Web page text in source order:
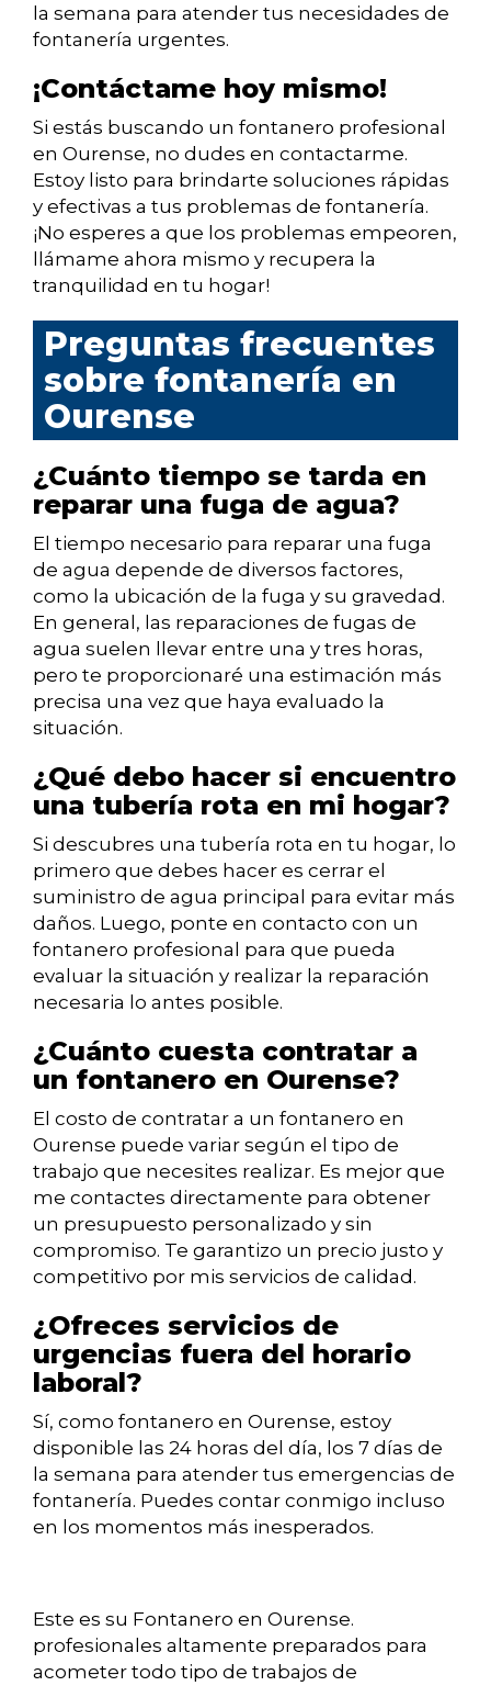
la semana para atender tus necesidades de
fontanería urgentes.
¡Contáctame hoy mismo!
Si estás buscando un fontanero profesional
en Ourense, no dudes en contactarme.
Estoy listo para brindarte soluciones rápidas
y efectivas a tus problemas de fontanería.
¡No esperes a que los problemas empeoren,
llámame ahora mismo y recupera la
tranquilidad en tu hogar!
Preguntas frecuentes
sobre fontanería en
Ourense
¿Cuánto tiempo se tarda en
reparar una fuga de agua?
El tiempo necesario para reparar una fuga
de agua depende de diversos factores,
como la ubicación de la fuga y su gravedad.
En general, las reparaciones de fugas de
agua suelen llevar entre una y tres horas,
pero te proporcionaré una estimación más
precisa una vez que haya evaluado la
situación.
¿Qué debo hacer si encuentro
una tubería rota en mi hogar?
Si descubres una tubería rota en tu hogar, lo
primero que debes hacer es cerrar el
suministro de agua principal para evitar más
daños. Luego, ponte en contacto con un
fontanero profesional para que pueda
evaluar la situación y realizar la reparación
necesaria lo antes posible.
¿Cuánto cuesta contratar a
un fontanero en Ourense?
El costo de contratar a un fontanero en
Ourense puede variar según el tipo de
trabajo que necesites realizar. Es mejor que
me contactes directamente para obtener
un presupuesto personalizado y sin
compromiso. Te garantizo un precio justo y
competitivo por mis servicios de calidad.
¿Ofreces servicios de
urgencias fuera del horario
laboral?
Sí, como fontanero en Ourense, estoy
disponible las 24 horas del día, los 7 días de
la semana para atender tus emergencias de
fontanería. Puedes contar conmigo incluso
en los momentos más inesperados.
Este es su Fontanero en Ourense.
profesionales altamente preparados para
acometer todo tipo de trabajos de